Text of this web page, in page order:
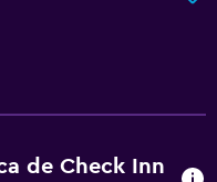
de Check Inn